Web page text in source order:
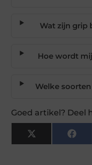
Wat zijn grip
Hoe wordt
Welke
Goed artikel? Deel
X
(Twitter)